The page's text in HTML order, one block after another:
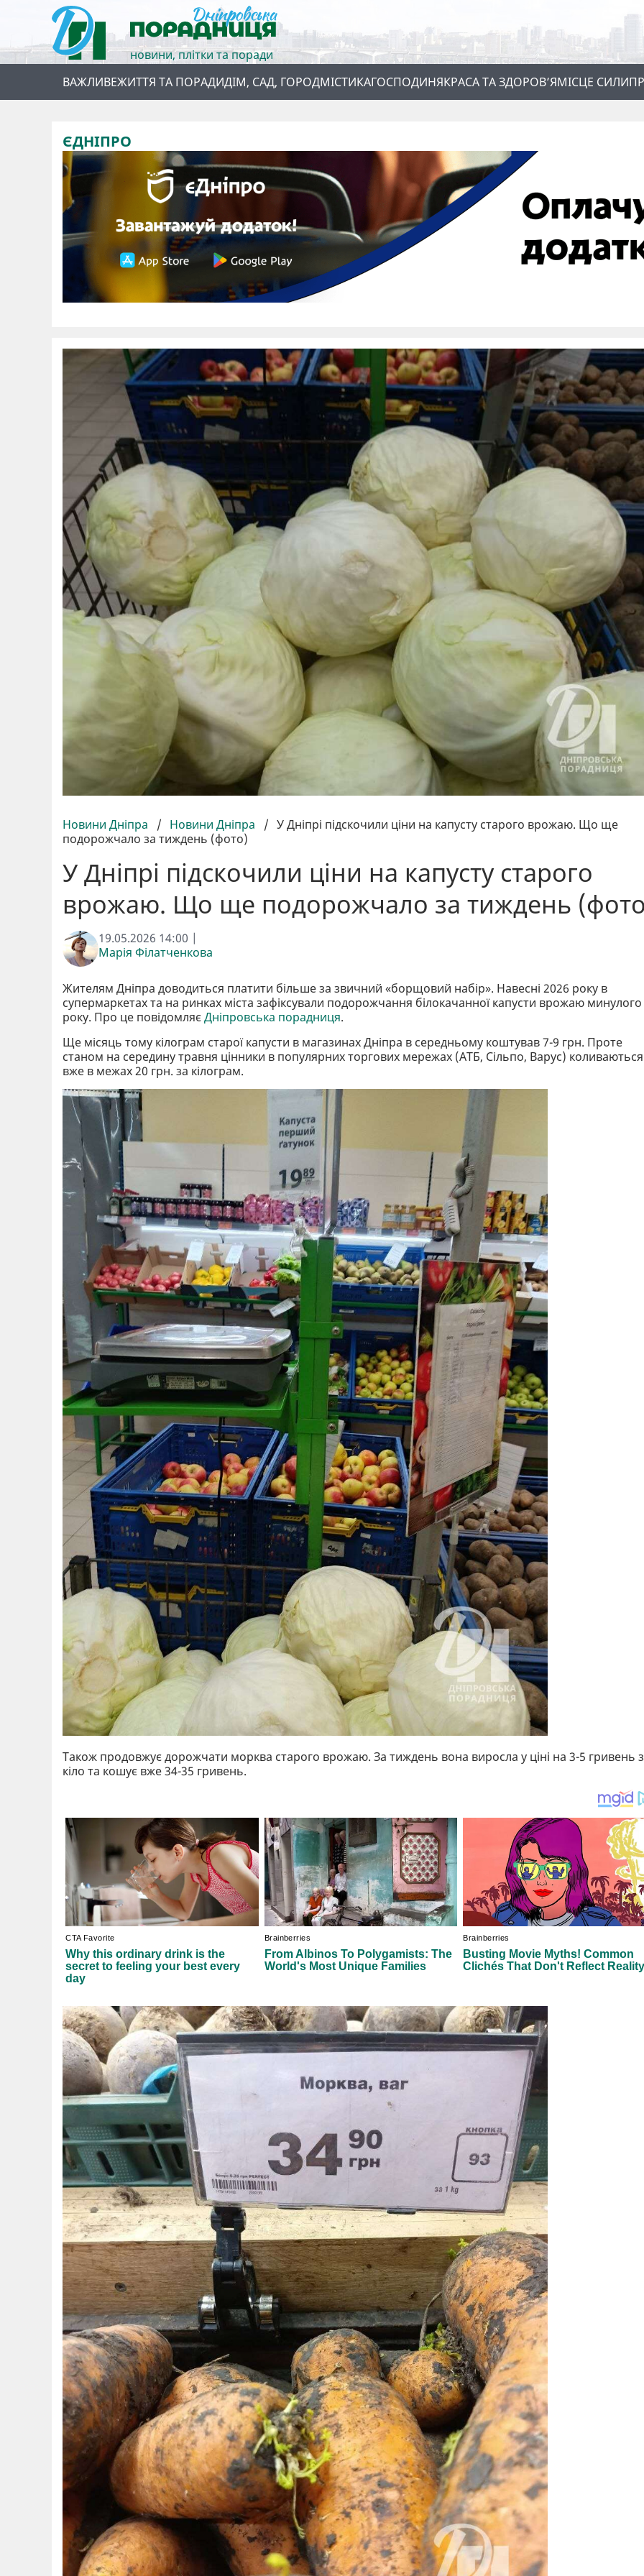
новини, плітки та поради
ВАЖЛИВЕЖИТТЯ ТА ПОРАДИДІМ, САД, ГОРОДМІСТИКАГОСПОДИНЯКРАСА ТА ЗДОРОВ’ЯМІСЦЕ СИЛИ
ЄДНІПРО
Новини Дніпра / Новини Дніпра / У Дніпрі підскочили ціни на капусту старого врожаю. Що ще
подорожчало за тиждень (фото)
У Дніпрі підскочили ціни на капусту старого
врожаю. Що ще подорожчало за тиждень
19.05.2026 14:00 |
Марія Філатченкова
Жителям Дніпра доводиться платити більше за звичний «борщовий набір». Навесні 2026 року в
супермаркетах та на ринках міста зафіксували подорожчання білокачанної капусти врожаю минулого
року. Про це повідомляєДніпровська порадниця.
Ще місяць тому кілограм старої капусти в магазинах Дніпра в середньому коштував 7-9 грн. Проте
станом на середину травня цінники в популярних торгових мережах (АТБ, Сільпо, Варус) коливаються
вже в межах 20 грн. за кілограм.
Також продовжує дорожчати морква старого врожаю. За тиждень вона виросла у ціні на 3-5 гривень
кіло та кошує вже 34-35 гривень.